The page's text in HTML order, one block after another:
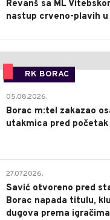
Revanš sa ML
nastup crveno-plavih u
RK BORAC
05.08.2026.
Borac m:tel zakazao
utakmica pred početak
27.07.2026.
Savić otvoreno pred
Borac napada titulu,
dugova prema